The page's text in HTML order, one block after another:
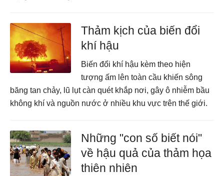
Thảm kịch của biến đổi
khí hậu
Biến đổi khí hậu kèm theo hiện
tượng ấm lên toàn cầu khiến sông
băng tan chảy, lũ lụt càn quét khắp nơi, gây ô nhiễm bầu
không khí và nguồn nước ở nhiều khu vực trên thế giới.
Những "con số biết nói"
về hậu quả của thảm họa
thiên nhiên